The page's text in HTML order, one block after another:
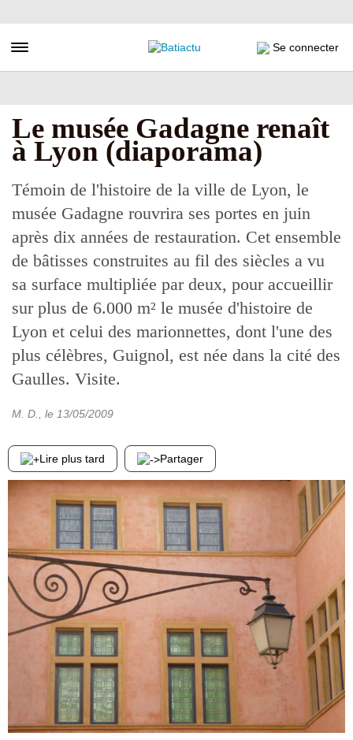
au
principal
Toggle navigation Se connecter
Le musée Gadagne renaît
à Lyon (diaporama)
Témoin de l'histoire de la ville de Lyon, le
musée Gadagne rouvrira ses portes en juin
après dix années de restauration. Cet ensemble
de bâtisses construites au fil des siècles a vu
sa surface multipliée par deux, pour accueillir
sur plus de 6.000 m² le musée d'histoire de
Lyon et celui des marionnettes, dont l'une des
plus célèbres, Guignol, est née dans la cité des
Gaulles. Visite.
M. D. , le 13/05/2009
Lire plus tard Partager